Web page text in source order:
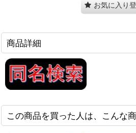
お気に入り
商品詳細
この商品を買った人は、こんな